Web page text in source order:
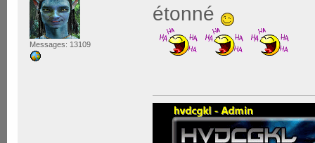
Messages: 13109
étonné